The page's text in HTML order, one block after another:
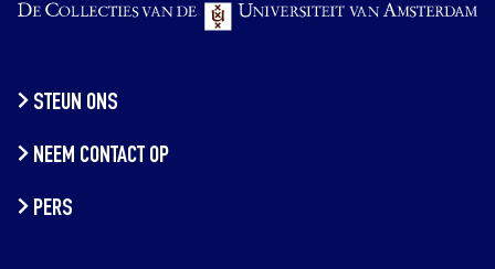
STEUN ONS
NEEM CONTACT OP
PERS